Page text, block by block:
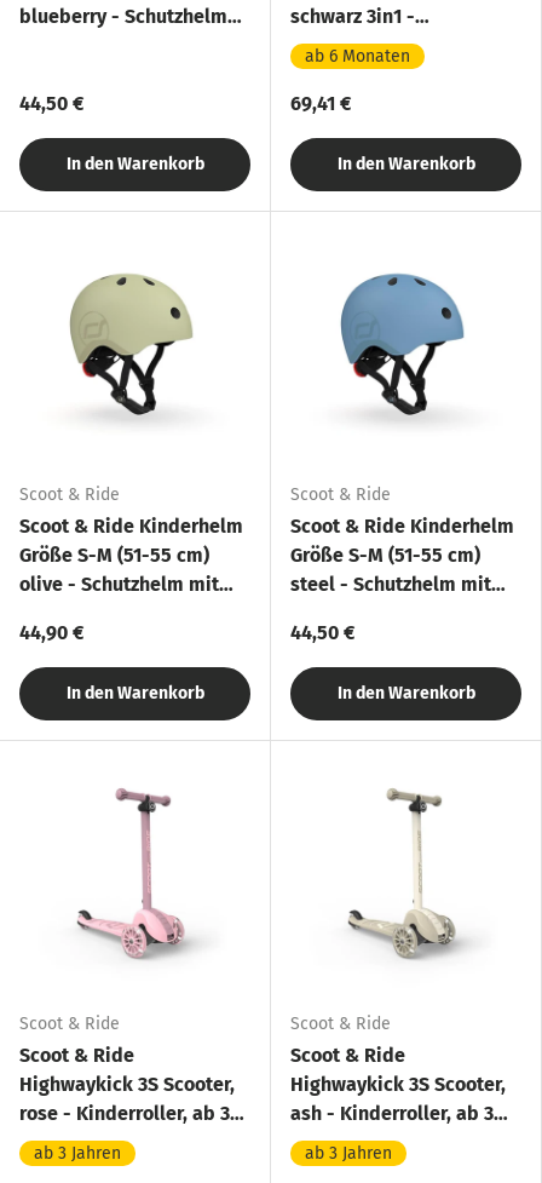
blueberry - Schutzhelm
44,50 €
In den Warenkorb
schwarz 3in1 -
Rutschfahrzeug, mit
Schiebestange
ab 6 Monaten
69,41 €
In den Warenkorb
Scoot & Ride
Scoot & Ride Kinderhelm
Größe S-M (51-55 cm)
olive - Schutzhelm mit
44,90 €
In den Warenkorb
Scoot & Ride
Scoot & Ride Kinderhelm
Größe S-M (51-55 cm)
steel - Schutzhelm mit
44,50 €
In den Warenkorb
Scoot & Ride
Scoot & Ride
Highwaykick 3S Scooter,
rose - Kinderroller, ab 3
Jahren
ab 3 Jahren
Scoot & Ride
Scoot & Ride
Highwaykick 3S Scooter,
ash - Kinderroller, ab 3
Jahren
ab 3 Jahren